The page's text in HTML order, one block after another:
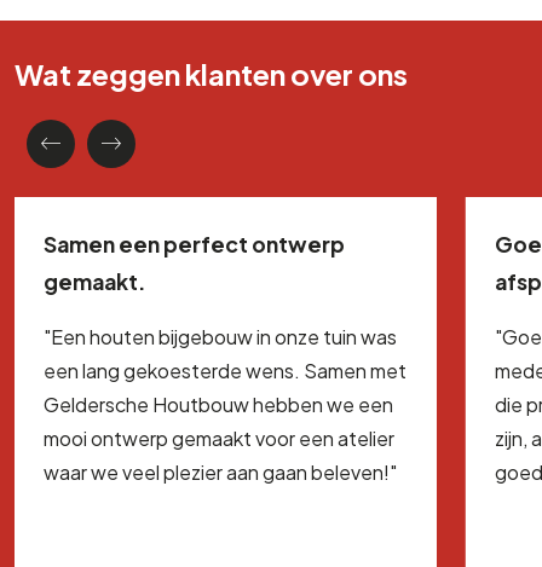
Wat zeggen klanten over ons
Samen een perfect ontwerp
gemaakt.
"Een houten bijgebouw in onze tuin was
een lang gekoesterde wens. Samen met
Geldersche Houtbouw hebben we een
mooi ontwerp gemaakt voor een atelier
waar we veel plezier aan gaan beleven!"
die
zijn,